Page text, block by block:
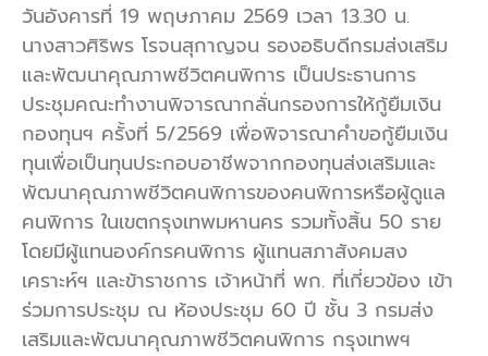
วันอังคารที่ 19 พฤษภาคม 2569 เวลา 13.30 น.
นางสาวศิริพร โรจนสุกาญจน รองอธิบดีกรมส่งเสริม
และพัฒนาคุณภาพชีวิตคนพิการ เป็นประธานการ
ประชุมคณะทำงานพิจารณากลั่นกรองการให้กู้ยืมเงิน
กองทุนฯ ครั้งที่ 5/2569 เพื่อพิจารณาคำขอกู้ยืมเงิน
ทุนเพื่อเป็นทุนประกอบอาชีพจากกองทุนส่งเสริมและ
พัฒนาคุณภาพชีวิตคนพิการของคนพิการหรือผู้ดูแล
คนพิการ ในเขตกรุงเทพมหานคร รวมทั้งสิ้น 50 ราย
โดยมีผู้แทนองค์กรคนพิการ ผู้แทนสภาสังคมสง
เคราะห์ฯ และข้าราชการ เจ้าหน้าที่ พก. ที่เกี่ยวข้อง เข้า
ร่วมการประชุม ณ ห้องประชุม 60 ปี ชั้น 3 กรมส่ง
เสริมและพัฒนาคุณภาพชีวิตคนพิการ กรุงเทพฯ